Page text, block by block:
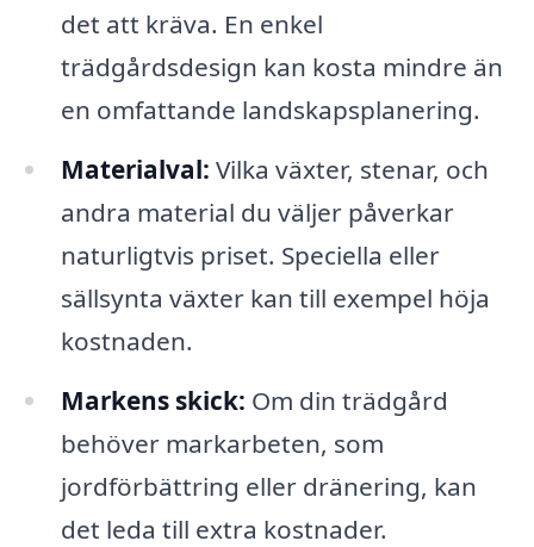
det att kräva. En enkel
trädgårdsdesign kan kosta mindre än
en omfattande landskapsplanering.
Materialval: Vilka växter, stenar, och
andra material du väljer påverkar
naturligtvis priset. Speciella eller
sällsynta växter kan till exempel höja
kostnaden.
Markens skick: Om din trädgård
behöver markarbeten, som
jordförbättring eller dränering, kan
det leda till extra kostnader.